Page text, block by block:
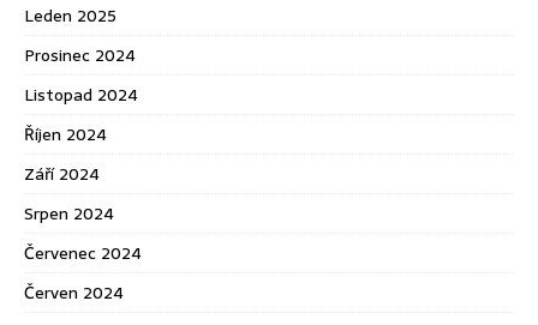
Leden 2025
Prosinec 2024
Listopad 2024
Říjen 2024
Září 2024
Srpen 2024
Červenec 2024
Červen 2024